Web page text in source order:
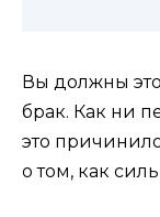
Вы должны
брак. Как ни
это
о том, как